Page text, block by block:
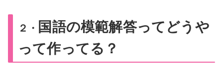
２・ 国語の模範解答ってどうや
って作ってる？